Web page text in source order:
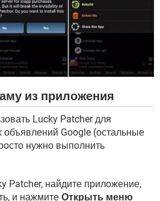
из приложения
Lucky Patcher для
Google (остальные
нужно выполнить
Patcher, найдите приложение,
и нажмите Открыть меню